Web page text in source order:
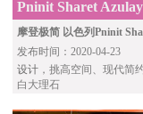
Pninit Sharet
Offices
摩登极简 以色列Pninit
发布时间：2020-04-23
设计 ，挑高空间、现代简
白大理石